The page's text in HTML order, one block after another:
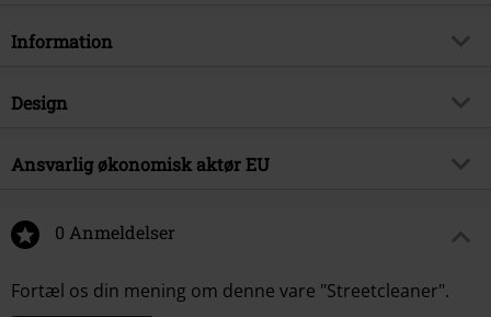
Information
Artikelnr.
Musikgenre
Industrial
Band
Design
Produkttype
LP
Ansvarlig økonomisk aktør EU
Neumühlen 17
22763 Hamburg
info@edel.com
0 Anmeldelser
Fortæl os din mening om denne vare "Streetcleaner".